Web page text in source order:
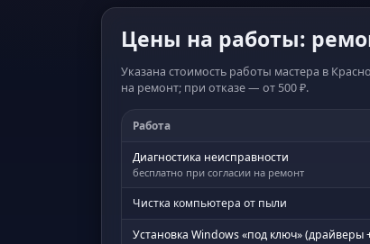
Цены на работы:
Указана стоимость работы мастера в
на ремонт; при отказе — от 500 ₽.
Работа
Диагностика неисправности
бесплатно при согласии на ремонт
Чистка компьютера от пыли
Установка Windows «под ключ»